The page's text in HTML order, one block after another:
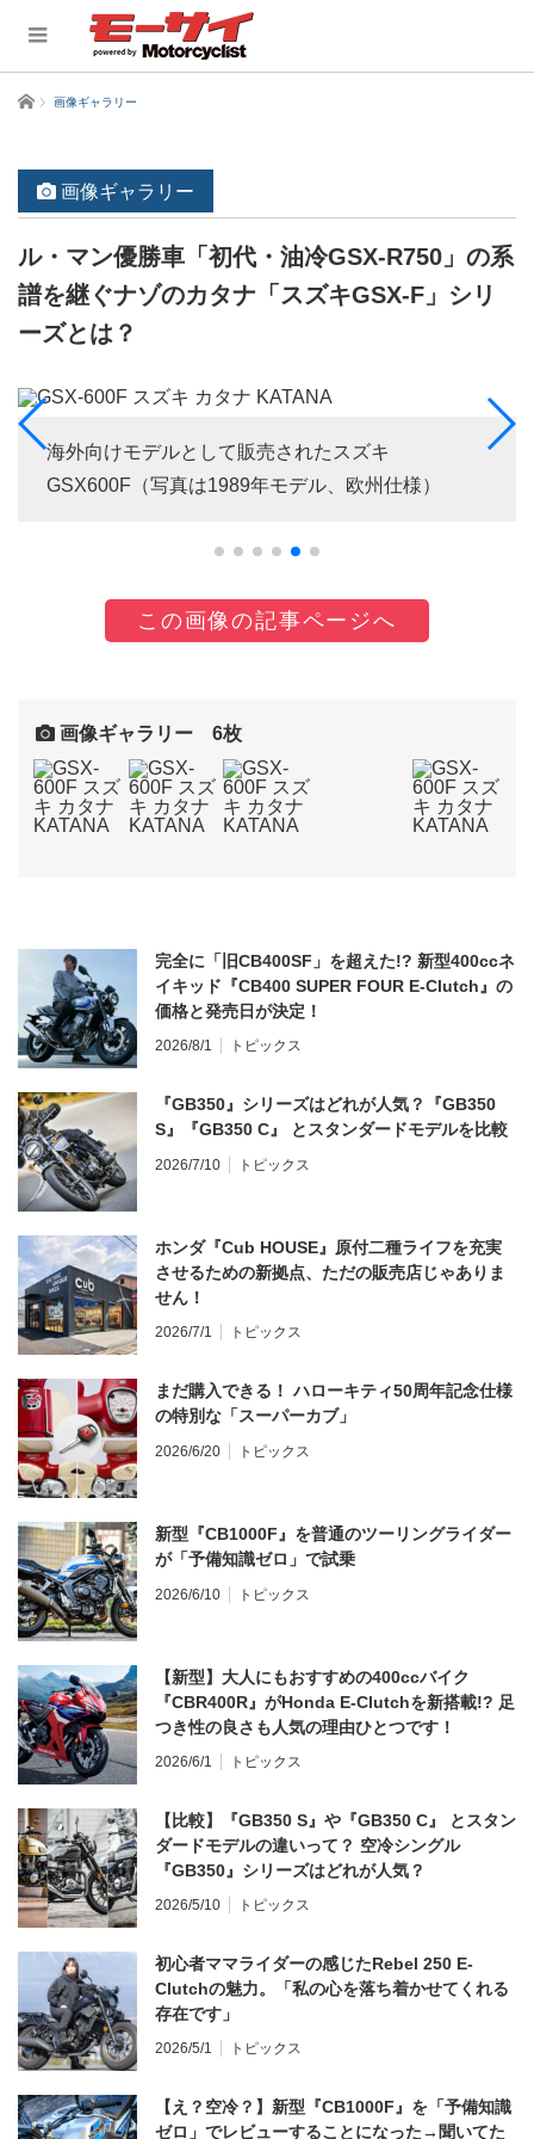
ホーム 画像ギャラリー
画像ギャラリー
ル・マン優勝車「初代・油冷GSX-R750」の系
譜を継ぐナゾのカタナ「スズキGSX-F」シリ
ーズとは？
海外向けモデルとして販売されたスズキ
GSX600F（写真は1989年モデル、欧州仕様）
この画像の記事ページへ
画像ギャラリー 6枚
完全に「旧CB400SF」を超えた!? 新型400ccネ
イキッド『CB400 SUPER FOUR E-Clutch』の
価格と発売日が決定！
2026/8/1 トピックス
『GB350』シリーズはどれが人気？『GB350
S』『GB350 C』 とスタンダードモデルを比較
2026/7/10 トピックス
ホンダ『Cub HOUSE』原付二種ライフを充実
させるための新拠点、ただの販売店じゃありま
せん！
2026/7/1 トピックス
まだ購入できる！ ハローキティ50周年記念仕様
の特別な「スーパーカブ」
2026/6/20 トピックス
新型『CB1000F』を普通のツーリングライダー
が「予備知識ゼロ」で試乗
2026/6/10 トピックス
【新型】大人にもおすすめの400ccバイク
『CBR400R』がHonda E-Clutchを新搭載!? 足
つき性の良さも人気の理由ひとつです！
2026/6/1 トピックス
【比較】『GB350 S』や『GB350 C』 とスタン
ダードモデルの違いって？ 空冷シングル
『GB350』シリーズはどれが人気？
2026/5/10 トピックス
初心者ママライダーの感じたRebel 250 E-
Clutchの魅力。「私の心を落ち着かせてくれる
存在です」
2026/5/1 トピックス
【え？空冷？】新型『CB1000F』を「予備知識
ゼロ」でレビューすることになった→聞いてた